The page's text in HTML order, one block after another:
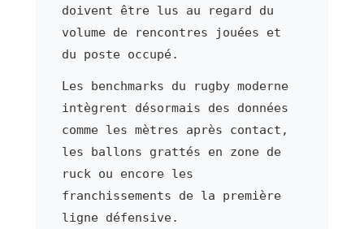
doivent être lus au regard du
volume de rencontres jouées et
du poste occupé.
Les benchmarks du rugby moderne
intègrent désormais des données
comme les mètres après contact,
les ballons grattés en zone de
ruck ou encore les
franchissements de la première
ligne défensive.